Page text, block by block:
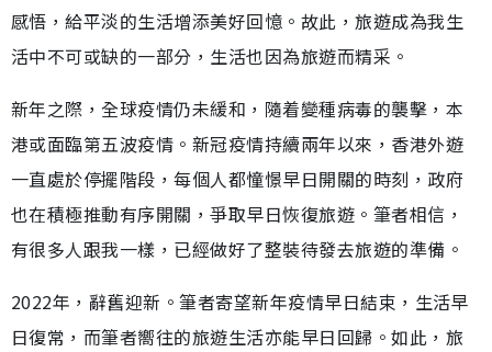
感悟，給平淡的生活增添美好回憶。故此，旅遊成為我生
活中不可或缺的一部分，生活也因為旅遊而精采。
新年之際，全球疫情仍未緩和，隨着變種病毒的襲擊，本
港或面臨第五波疫情。新冠疫情持續兩年以來，香港外遊
一直處於停擺階段，每個人都憧憬早日開關的時刻，政府
也在積極推動有序開關，爭取早日恢復旅遊。筆者相信，
有很多人跟我一樣，已經做好了整裝待發去旅遊的準備。
2022年，辭舊迎新。筆者寄望新年疫情早日結束，生活早
日復常，而筆者嚮往的旅遊生活亦能早日回歸。如此，旅